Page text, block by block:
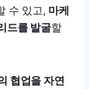
수 있고, 마케
드를 발굴할
협업을 자연